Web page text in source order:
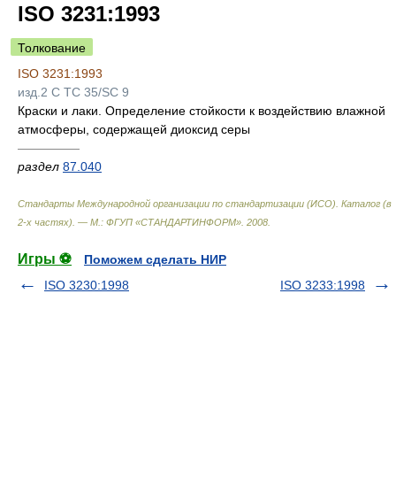
ISO 3231:1993
Толкование
ISO 3231:1993
изд.2 C TC 35/SC 9
Краски и лаки. Определение стойкости к воздействию влажной
атмосферы, содержащей диоксид серы
—————
раздел 87.040
Стандарты Международной организации по стандартизации (ИСО). Каталог (в
2-х частях). — М.: ФГУП «СТАНДАРТИНФОРМ» 2008
Игры ⚽
Поможем сделать НИР
ISO 3230:1998
ISO 3233:1998